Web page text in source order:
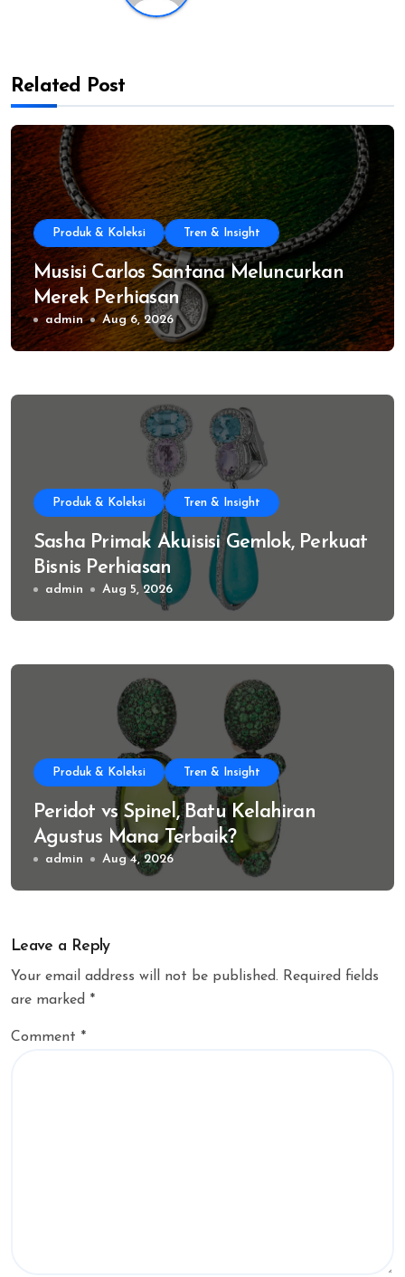
Related Post
Produk & Koleksi Tren & Insight
Musisi Carlos Santana Meluncurkan
Merek Perhiasan
admin Aug 6, 2026
Produk & Koleksi Tren & Insight
Sasha Primak Akuisisi Gemlok, Perkuat
Bisnis Perhiasan
admin Aug 5, 2026
Produk & Koleksi Tren & Insight
Peridot vs Spinel, Batu Kelahiran
Agustus Mana Terbaik?
admin Aug 4, 2026
Leave a Reply
Your email address will not be published. Required fields
are marked *
Comment *